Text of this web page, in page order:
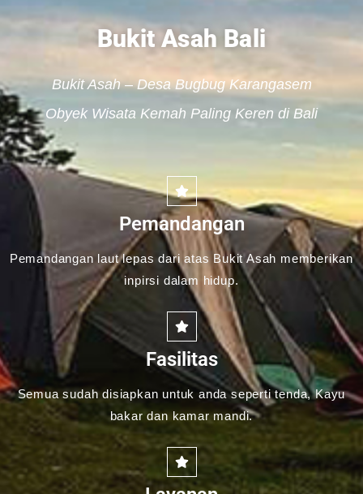
Bukit Asah Bali
Bukit Asah – Desa Bugbug Karangasem
Obyek Wisata Kemah Paling Keren di Bali
Pemandangan
Pemandangan laut lepas dari atas Bukit Asah memberikan
inpirsi dalam hidup.
Fasilitas
Semua sudah disiapkan untuk anda seperti tenda, Kayu
bakar dan kamar mandi.